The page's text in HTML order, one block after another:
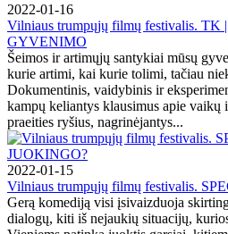
2022-01-16
Vilniaus trumpųjų filmų festivalis.
GYVENIMO
Šeimos ir artimųjų santykiai mūsų
kurie artimi, kai kurie tolimi, tačiau
Dokumentinis, vaidybinis ir
kampų keliantys klausimus apie vaikų
praeities ryšius, nagrinėjantys...
2022-01-15
Vilniaus trumpųjų filmų festivalis.
Gerą komediją visi įsivaizduoja
dialogų, kiti iš nejaukių situacijų,